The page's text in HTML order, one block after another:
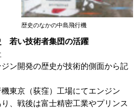
若い技術者集団の活躍
ン開発の歴史が技術的側面から記
東京（荻窪）工場にてエンジン
り、戦後は富士精密工業やプリンス
歴史のなかの中島飛行機